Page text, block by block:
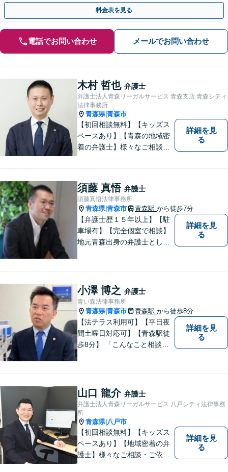
へ導きます。【WEB面談可】【出張相談も対応】
料金表を見る
電話でお問い合わせ メールでお問い合わせ
木村 哲也 弁護士
弁護士法人青森リーガルサービス 青森支店 青森シティ
法律事務所
青森県|青森市
【初回相談無料】【キッズス
ペースあり】【青森の地域密
着の弁護士】様々なご相談・
応いたします。
詳細を見
る
須藤 真悟 弁護士
須藤真悟法律事務所
青森県|青森市 青森駅 から徒歩7分
【弁護士歴１５年以上】【駐
車場有】【完全個室で相談】
地元青森出身の弁護士とし
に、そして真剣に取り組みま
す。皆様が安心して相談でき
るような雰囲気づくりを行な
っています。
詳細を見
る
小澤 博之 弁護士
青い森法律事務所
青森県|青森市 青森駅 から徒歩8分
【法テラス利用可】【平日夜
間土曜日対応可】【青森駅徒
歩8分】 「こんなこと相談し
い。 皆様が抱えている問題に
真摯に向き合い、ともに解決
いたします。
詳細を見
る
山口 龍介 弁護士
弁護士法人青森リーガルサービス 八戸シティ法律事務
所
青森県| 八戸市
【初回相談無料】【キッズス
ペースあり】【地域密着の弁
護士】様々なご相談・ご依頼
詳細を見
る